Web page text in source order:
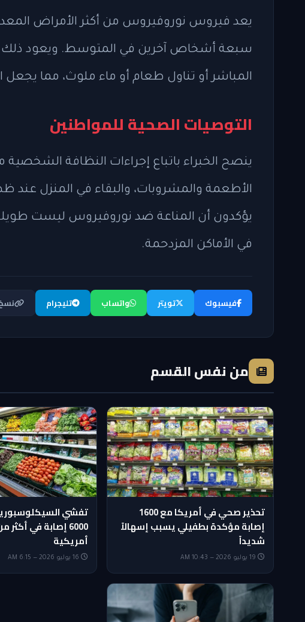
يعد فيروس نوروفيروس من أكثر الأمراض
سبعة أشخاص آخرين في المتوسط. ويعود ذلك
المباشر أو تناول طعام أو ماء ملوث، مما يجعل
التوصيات الصحية للمواطنين
ينصح الخبراء باتباع إجراءات النظافة
الأطعمة والمشروبات، والبقاء في المنزل عند
يؤكدون أن المناعة ضد نوروفيروس ليست
في الأماكن المزدحمة.
فيسبوك تويتر واتساب تليجرام
من نفس القسم
تحذير صحي في أمريكا مع 1600
إصابة مؤكدة بطفيلي يسبب إسهالاً
شديداً
تفشي
أمريكية